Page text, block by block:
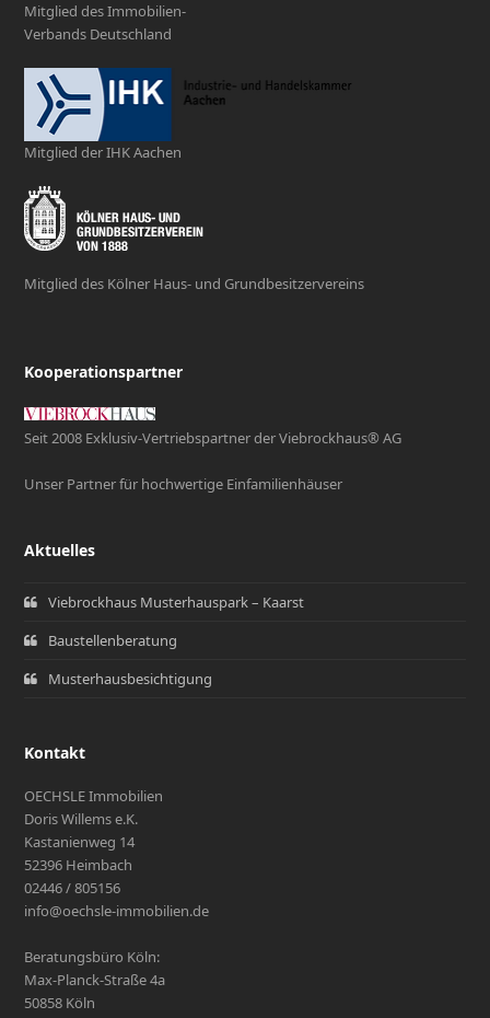
Mitglied des Immobilien-
Verbands Deutschland
Mitglied der IHK Aachen
Mitglied des Kölner Haus- und Grundbesitzervereins
Kooperationspartner
Seit 2008 Exklusiv-Vertriebspartner der Viebrockhaus® AG
Unser Partner für hochwertige Einfamilienhäuser
Aktuelles
Viebrockhaus Musterhauspark – Kaarst
Baustellenberatung
Musterhausbesichtigung
Kontakt
OECHSLE Immobilien
Doris Willems e.K.
Kastanienweg 14
52396 Heimbach
02446 / 805156
info@oechsle-immobilien.de
Beratungsbüro Köln:
Max-Planck-Straße 4a
50858 Köln